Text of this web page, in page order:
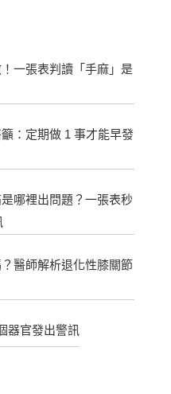
一張表判讀「手麻」是
：定期做 1 事才能早發
哪裡出問題？一張表秒
醫師解析退化性膝關節
器官發出警訊